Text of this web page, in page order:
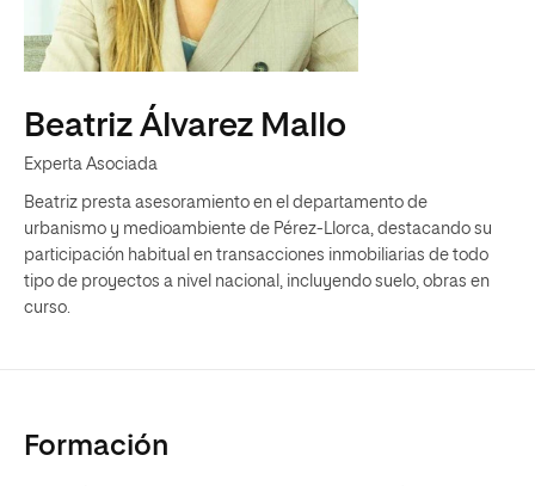
Beatriz Álvarez Mallo
Experta Asociada
Beatriz presta asesoramiento en el departamento de
urbanismo y medioambiente de Pérez-Llorca, destacando su
participación habitual en transacciones inmobiliarias de todo
tipo de proyectos a nivel nacional, incluyendo suelo, obras en
curso.
Formación